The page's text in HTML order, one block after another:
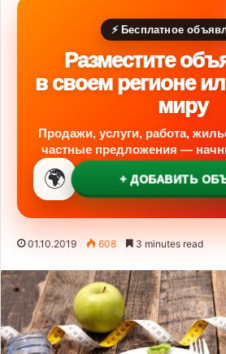
⚡ Бесплатное
Разместите
в своем регионе
миру
Продажи, услуги, работа,
частные предложения —
🌍 + ДОБАВИТЬ
01.10.2019 608 3 minutes read